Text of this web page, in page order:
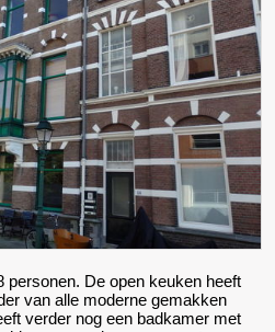
personen. De open keuken heeft
van alle moderne gemakken
verder nog een badkamer met